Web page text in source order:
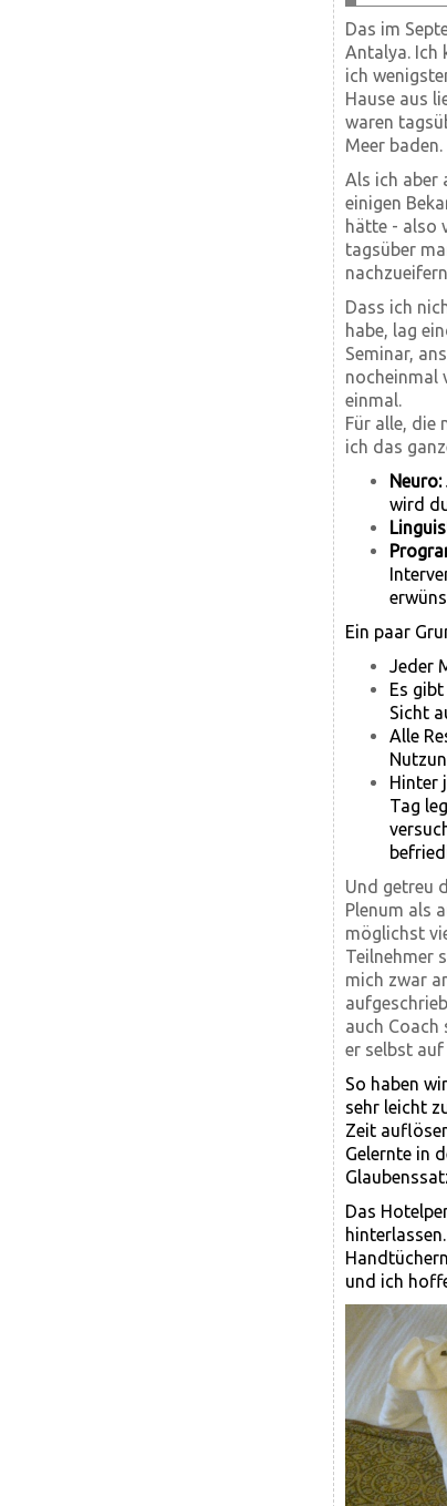
Das im
Antalya. Ich
ich
Hause aus
waren
Meer baden.
Als ich aber
einigen
hätte - also
tagsüber
Dass ich
habe, lag
Seminar,
nocheinmal
einmal.
Für alle, die
ich das
Neuro:
wird
Ein paar
Jeder
Es
Sicht
Alle
Hinter
Tag
Und getreu
Plenum als
möglichst
Teilnehmer
mich zwar
auch Coach
er selbst
So haben
sehr leicht
Zeit
Gelernte in
Das
und ich